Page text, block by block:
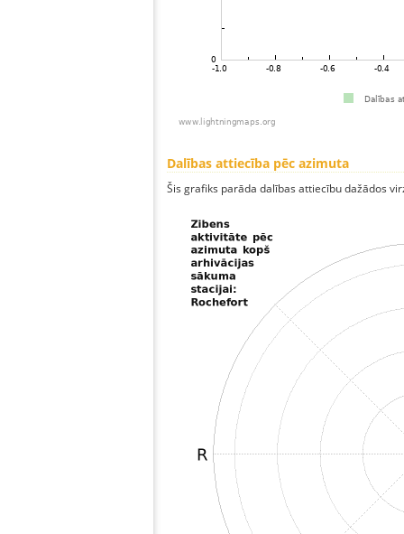
Dalības attiecība pēc azimuta
Šis grafiks parāda dalības attiecību dažādos